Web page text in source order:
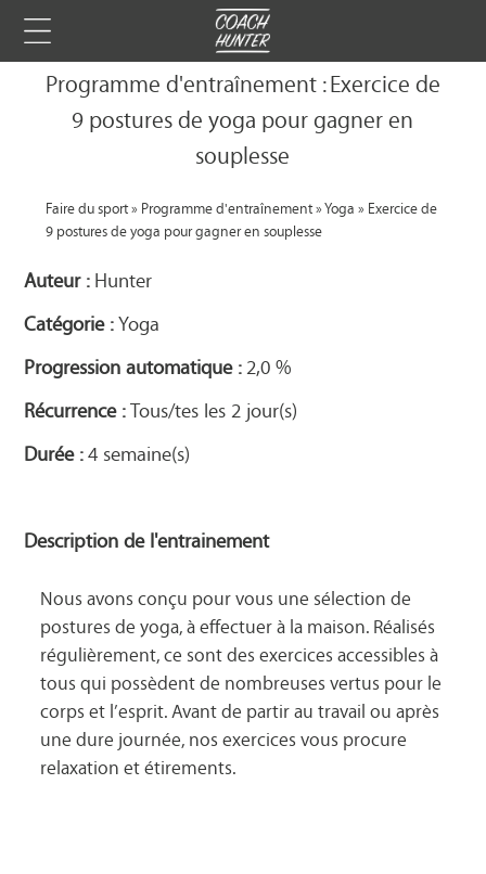
Programme d'entraînement : Exercice de
9 postures de yoga pour gagner en
souplesse
Faire du sport»Programme d'entraînement»Yoga»Exercice de
9 postures de yoga pour gagner en souplesse
Auteur :Hunter
Catégorie :Yoga
Progression automatique :2,0 %
Récurrence :Tous/tes les 2 jour(s)
Durée :4 semaine(s)
Description de l'entrainement
Nous avons conçu pour vous une sélection de
postures de yoga, à effectuer à la maison. Réalisés
régulièrement, ce sont des exercices accessibles à
tous qui possèdent de nombreuses vertus pour le
corps et l’esprit. Avant de partir au travail ou après
une dure journée, nos exercices vous procure
relaxation et étirements.